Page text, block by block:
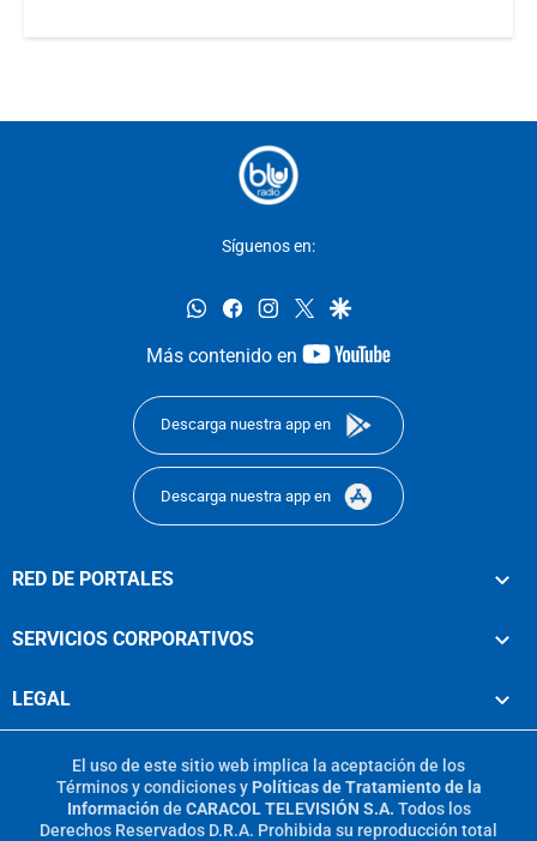
Síguenos en:
whatsappfacebookinstagram
twittergoogle
Más contenido en
youtube-
Descarga nuestra app en
Descarga nuestra app en
RED DE PORTALES
SERVICIOS CORPORATIVOS
LEGAL
El uso de este sitio web implica la aceptación de los
Términos y condicionesy Políticas de Tratamiento de la
Información de CARACOL TELEVISIÓN S.A. Todos los
Derechos Reservados D.R.A. Prohibida su reproducción total